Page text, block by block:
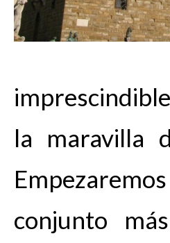
la maravilla
conjunto